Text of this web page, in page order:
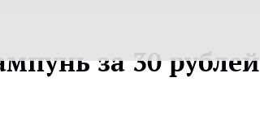
за 30 рублей